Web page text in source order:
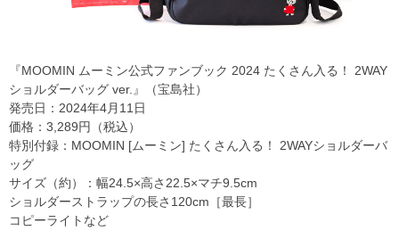
『MOOMIN ムーミン公式ファンブック 2024 たくさん入る！ 2WAY
ショルダーバッグ ver.』（宝島社）
発売日：2024年4月11日
価格：3,289円（税込）
特別付録：MOOMIN [ムーミン] たくさん入る！ 2WAYショルダーバ
ッグ
サイズ（約）：幅24.5×高さ22.5×マチ9.5cm
ショルダーストラップの長さ120cm［最長］
コピーライトなど